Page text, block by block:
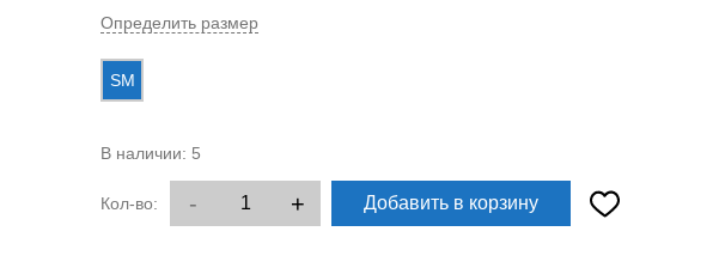
Определить размер
SM
В наличии: 5
Кол-во: - + Добавить в корзину